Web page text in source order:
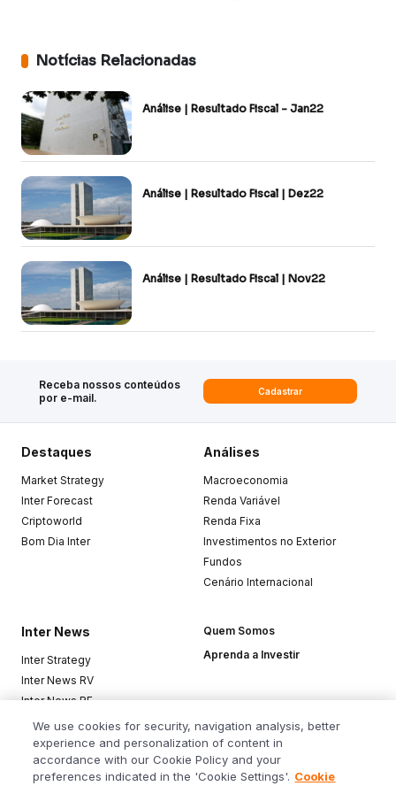
Notícias Relacionadas
Análise | Resultado Fiscal - Jan22
Análise | Resultado Fiscal | Dez22
Análise | Resultado Fiscal | Nov22
Receba nossos conteúdos
por e-mail.
Cadastrar
Destaques
Market Strategy
Inter Forecast
Criptoworld
Bom Dia Inter
Análises
Macroeconomia
Renda Variável
Renda Fixa
Investimentos no Exterior
Fundos
Cenário Internacional
Inter News
Inter Strategy
Inter News RV
Inter News RF
Top Funds
Quem Somos
Aprenda a Investir
Baixe o app
We use cookies for security, navigation analysis, better
experience and personalization of content in
accordance with our Cookie Policy and your
preferences indicated in the 'Cookie Settings'. Cookie